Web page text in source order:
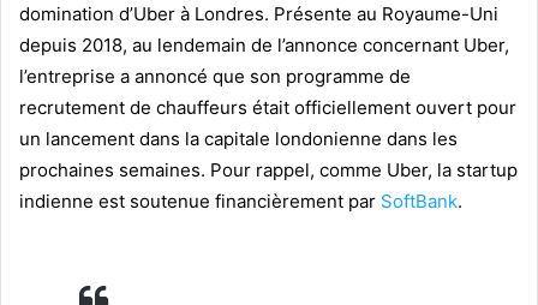
domination d’Uber à Londres. Présente au Royaume-Uni
depuis 2018, au lendemain de l’annonce concernant Uber,
l’entreprise a annoncé que son programme de
recrutement de chauffeurs était officiellement ouvert pour
un lancement dans la capitale londonienne dans les
prochaines semaines. Pour rappel, comme Uber, la startup
indienne est soutenue financièrement par SoftBank.